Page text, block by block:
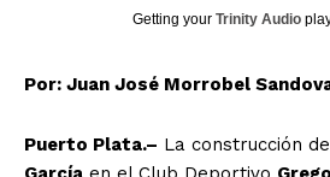
Getting your Trinity Audio
Por: Juan José Morrobel
Puerto Plata.– La construcción